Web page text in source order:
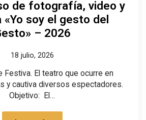
de fotografía, video y
«Yo soy el gesto del
– 2026
18 julio, 2026
Festiva. El teatro que ocurre en
y cautiva diversos espectadores.
Objetivo: El…